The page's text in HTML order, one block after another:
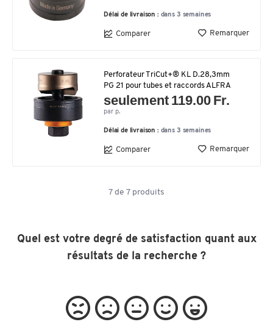
Délai de livraison : dans 3 semaines
Comparer Remarquer
Perforateur TriCut+® KL D.28,3mm
PG 21 pour tubes et raccords ALFRA
seulement 119.00 Fr.
par p.
Délai de livraison : dans 3 semaines
Comparer Remarquer
7 de 7 produits
Quel est votre degré de satisfaction quant aux
résultats de la recherche ?